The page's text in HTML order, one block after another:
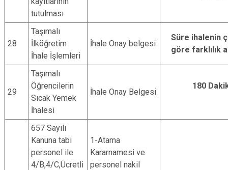
tutulması
28
Taşımalı
İlköğretim
İhale İşlemleri
İhale Onay belgesi
Süre ihalenin
göre farklılık
29
Taşımalı
Öğrencilerin
Sıcak Yemek
İhalesi
İhale Onay Belgesi
180
657 Sayılı
Kanuna tabi
personel ile
4/B,4/C,Ücretli
1-Atama
Kararnamesi ve
personel nakil